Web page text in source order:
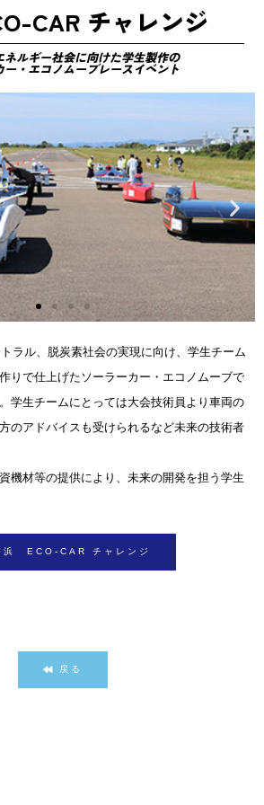
CAR チャレンジ
ネルギー社会に向けた学生製作の
ー・エコノムーブレースイベント
ラル、脱炭素社会の実現に向け、学生チーム
りで仕上げたソーラーカー・エコノムーブで
学生チームにとっては大会技術員より車両の
のアドバイスも受けられるなど未来の技術者
機材等の提供により、未来の開発を担う学生
浜 ECO-CAR チャレンジ
戻る